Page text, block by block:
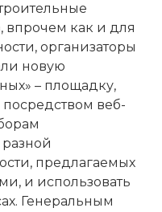
впрочем как и для
организаторы
новую
– площадку,
веб-
предлагаемых
и использовать
Генеральным